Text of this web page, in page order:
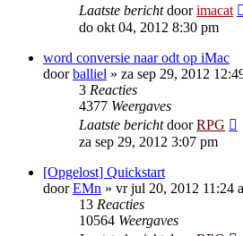
Laatste berichtdoorimacat
do okt 04, 2012 8:30 pm
word conversie naar odt op iMac
doorballiel » za sep 29, 2012
3 Reacties
4377 Weergaves
Laatste berichtdoorRPG
za sep 29, 2012 3:07 pm
[Opgelost] Quickstart
doorEMn » vr jul 20, 2012 11:24
13 Reacties
10564 Weergaves